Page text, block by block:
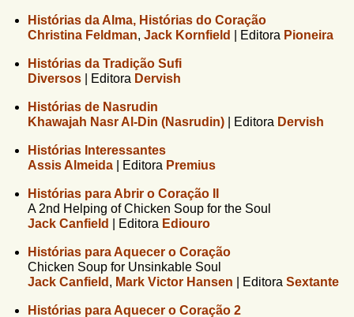
s
Histórias da Alma, Histórias do Coração
Christina Feldman, Jack Kornfield Editora Pioneira
Histórias da Tradição Sufi
Diversos
Editora Dervish
Histórias de Nasrudin
Khawajah Nasr Al-Din (Nasrudin)
Editora Dervish
Histórias Interessantes
Assis Almeida
Editora Premius
Histórias para Abrir o Coração II
A 2nd Helping of Chicken Soup for the Soul
Jack Canfield
Editora Ediouro
Histórias para Aquecer o Coração
Chicken Soup for Unsinkable Soul
Jack Canfield , Mark Victor Hansen Editora Sextante
Histórias para Aquecer o Coração 2